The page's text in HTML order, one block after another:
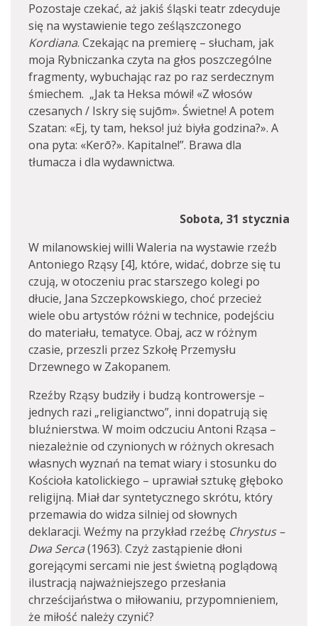
Pozostaje czekać, aż jakiś śląski teatr zdecyduje
się na wystawienie tego ześląszczonego
Kordiana. Czekając na premierę – słucham, jak
moja Rybniczanka czyta na głos poszczególne
fragmenty, wybuchając raz po raz serdecznym
śmiechem. „Jak ta Heksa mówi! «Z włosów
czesanych / Iskry się sujōm». Świetne! A potem
Szatan: «Ej, ty tam, hekso! już biyła godzina?». A
ona pyta: «Kerō?». Kapitalne!”. Brawa dla
tłumacza i dla wydawnictwa.
Sobota, 31 stycznia
W milanowskiej willi Waleria na wystawie rzeźb
Antoniego Rząsy [4], które, widać, dobrze się tu
czują, w otoczeniu prac starszego kolegi po
dłucie, Jana Szczepkowskiego, choć przecież
wiele obu artystów różni w technice, podejściu
do materiału, tematyce. Obaj, acz w różnym
czasie, przeszli przez Szkołę Przemysłu
Drzewnego w Zakopanem.
Rzeźby Rząsy budziły i budzą kontrowersje –
jednych razi „religianctwo”, inni dopatrują się
bluźnierstwa. W moim odczuciu Antoni Rząsa –
niezależnie od czynionych w różnych okresach
własnych wyznań na temat wiary i stosunku do
Kościoła katolickiego – uprawiał sztukę głęboko
religijną. Miał dar syntetycznego skrótu, który
przemawia do widza silniej od słownych
deklaracji. Weźmy na przykład rzeźbę Chrystus –
Dwa Serca(1963). Czyż zastąpienie dłoni
gorejącymi sercami nie jest świetną poglądową
ilustracją najważniejszego przesłania
chrześcijaństwa o miłowaniu, przypomnieniem,
że miłość należy czynić?